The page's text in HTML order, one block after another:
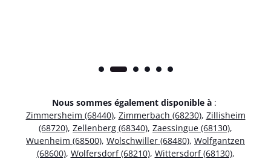
Nous sommes également disponible à :
Zimmersheim (68440), Zimmerbach (68230), Zillisheim
(68720), Zellenberg (68340), Zaessingue (68130),
Wuenheim (68500), Wolschwiller (68480), Wolfgantzen
(68600), Wolfersdorf (68210), Wittersdorf (68130),